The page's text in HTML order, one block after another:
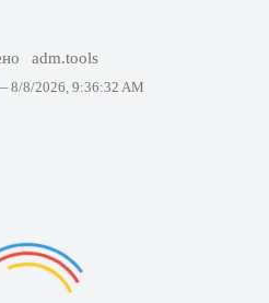
adm.tools
8/8/2026, 9:36:32 AM